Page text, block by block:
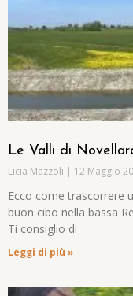
Le Valli di
Licia Mazzoli 12 Maggio
Ecco come trascorrere
buon cibo nella bassa
Ti consiglio di
Leggi di più »